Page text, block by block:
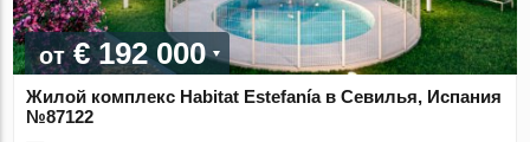
от€ 192 000
Жилой комплекс Habitat Estefanía в Севилья, Испания
№87122